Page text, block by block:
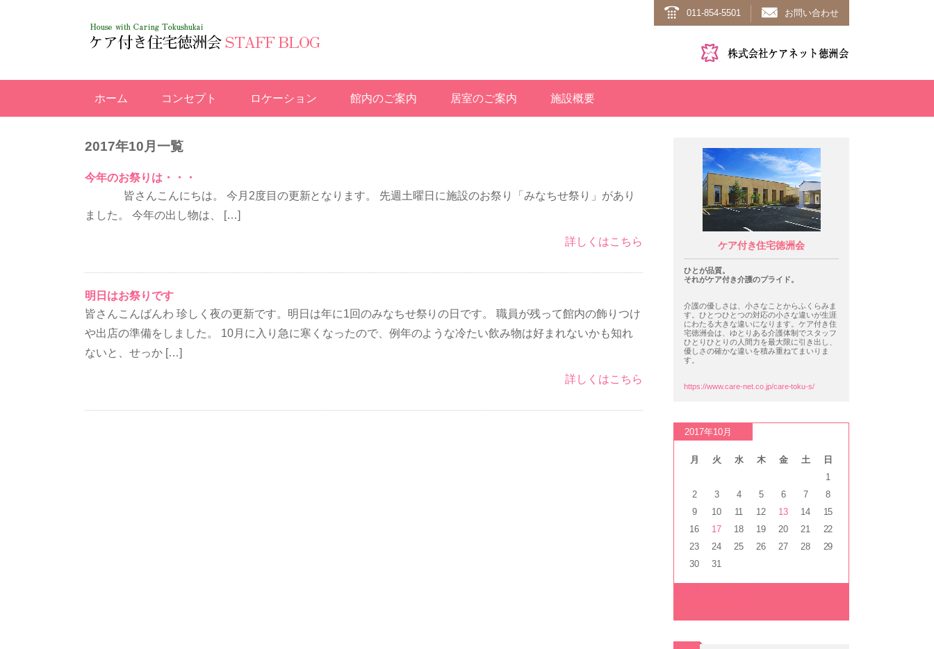
011-854-5501 お問い合わせ
ホーム コンセプト ロケーション 館内のご案内 居室のご案内 施設概要
2017年10月一覧
今年のお祭りは・・・
皆さんこんにちは。 今月2度目の更新となります。 先週土曜日に施設のお祭り「みなちせ祭り」があり
ました。 今年の出し物は、 […]
詳しくはこちら
明日はお祭りです
皆さんこんばんわ 珍しく夜の更新です。明日は年に1回のみなちせ祭りの日です。 職員が残って館内の飾りつけ
や出店の準備をしました。 10月に入り急に寒くなったので、例年のような冷たい飲み物は好まれないかも知れ
ないと、せっか […]
詳しくはこちら
ケア付き住宅徳洲会
ひとが品質。
それがケア付き介護のプライド。
介護の優しさは、小さなことからふくらみま
す。ひとつひとつの対応の小さな違いが生涯
にわたる大きな違いになります。ケア付き住
宅徳洲会は、ゆとりある介護体制でスタッフ
ひとりひとりの人間力を最大限に引き出し、
優しさの確かな違いを積み重ねてまいりま
す。
https://www.care-net.co.jp/care-toku-s/
2017年10月
月 火 水 木 金 土
日
1
2
3 4 5 6 7
8
9
10 11 12 13 14
15
16
17 18 19 20 21
22
23
24 25 26 27 28
29
30
31